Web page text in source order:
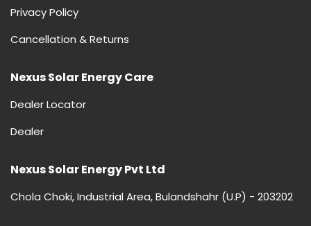
क्यों
Privacy Policy
Cancellation & Returns
Nexus Solar Energy Care
Dealer Locator
Dealer
Nexus Solar Energy Pvt Ltd
Chola Choki, Industrial Area, Bulandshahr (U.P) - 203202